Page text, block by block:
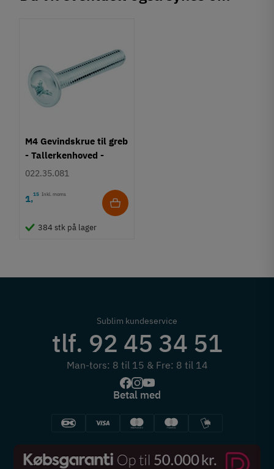
M4 Gevindskrue til greb
- Tallerkenhoved -
Krydskærv
022.35.081
1,15 Inkl. moms
384 stk på lager
Sublim kundeservice
tlf. 92 45 34 51
Man-tors: 8 til 15 & Fre: 8 til 14
Betal med